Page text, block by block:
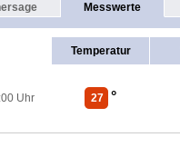
Messwerte
Temperatur
Uhr 27 °